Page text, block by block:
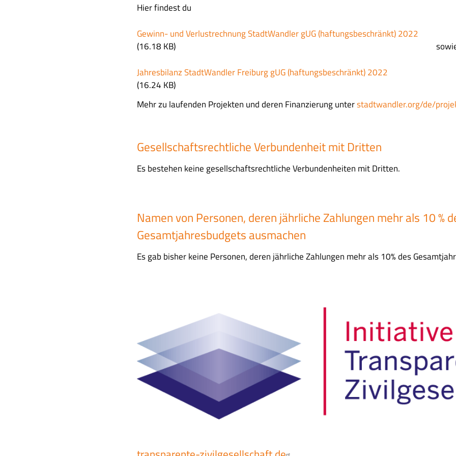
Hier findest du
F
i
e
Gewinn- und Verlustrechnung StadtWandler gUG (haftungsbeschränkt) 2022
(16.18 KB)
F
i
e
Jahresbilanz StadtWandler Freiburg gUG (haftungsbeschränkt) 2022
(16.24 KB)
Mehr zu laufenden Projekten und deren Finanzierung unterstadtwandler.org/de/
Gesellschaftsrechtliche Verbundenheit mit Dritten
Es bestehen keine gesellschaftsrechtliche Verbundenheiten mit Dritten.
Namen von Personen, deren jährliche Zahlungen mehr als 10 %
Gesamtjahresbudgets ausmachen
Es gab bisher keine Personen, deren jährliche Zahlungen mehr als 10% des
a
e